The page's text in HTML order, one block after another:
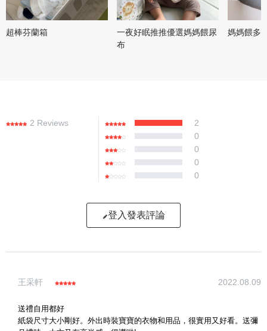
超棒芬蘭箱
一夜好眠推推優選媽媽餵尿
布
媽媽餵多
2 Reviews
2
0
0
0
0
登入發表評論
王采軒 2022.08.09
送禮自用都好
紙袋尺寸大小剛好。外出時裝寶寶的衣物和用品，很實用又好看。送彌